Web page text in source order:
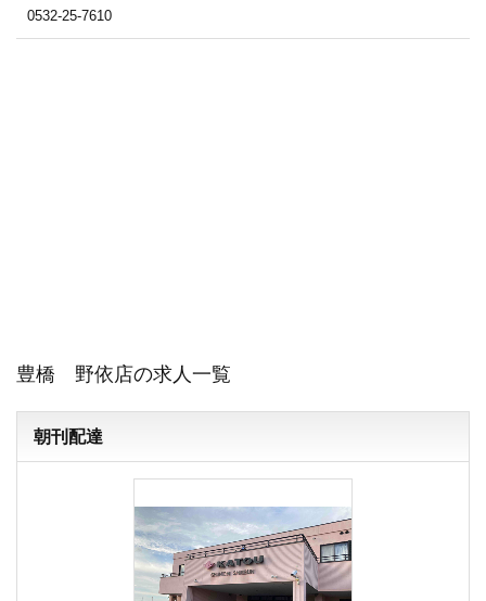
0532-25-7610
豊橋 野依店の求人一覧
朝刊配達